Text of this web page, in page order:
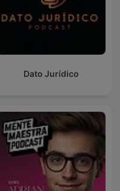
Dato Jurídico